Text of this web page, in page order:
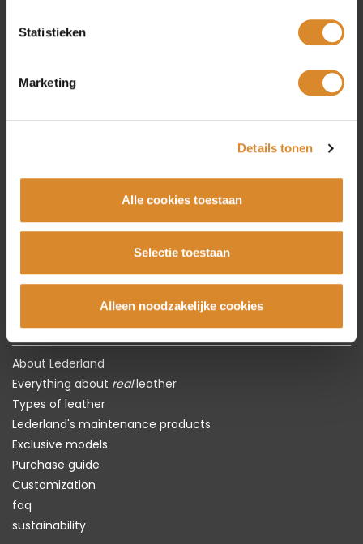
Statistieken
Marketing
Details tonen
Alle cookies toestaan
Selectie toestaan
Alleen noodzakelijke cookies
Utrecht
Collection
Carpets
The leather specialist
About Lederland
Everything about realleather
Types of leather
Lederland's maintenance products
Exclusive models
Purchase guide
Customization
faq
sustainability